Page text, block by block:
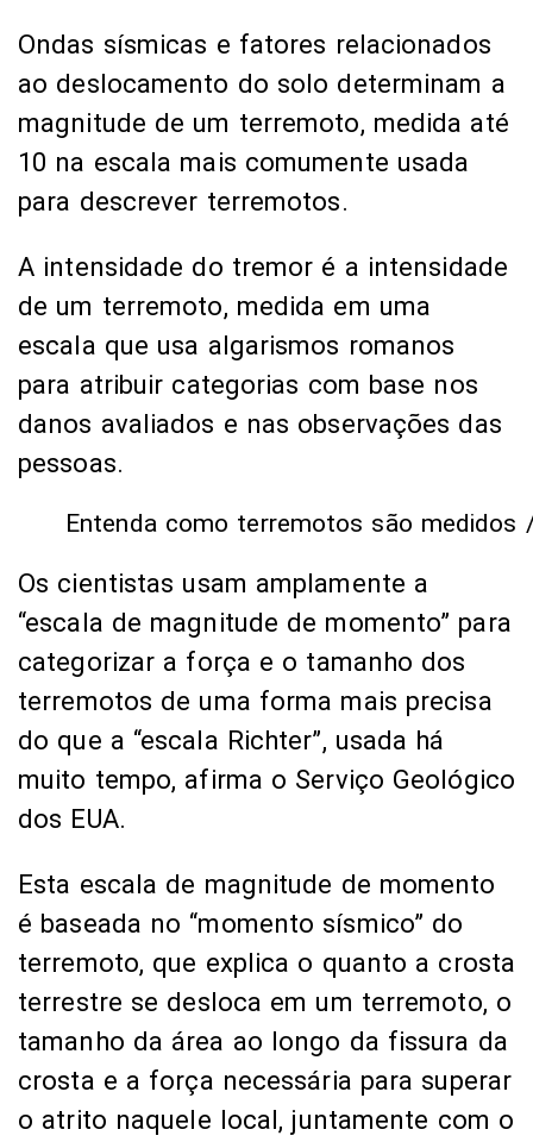
Ondas sísmicas e fatores relacionados
ao deslocamento do solo determinam a
magnitude de um terremoto, medida até
10 na escala mais comumente usada
para descrever terremotos.
A intensidade do tremor é a intensidade
de um terremoto, medida em uma
escala que usa algarismos romanos
para atribuir categorias com base nos
danos avaliados e nas observações das
pessoas.
Entenda como terremotos são medidos
Os cientistas usam amplamente a
“escala de magnitude de momento” para
categorizar a força e o tamanho dos
terremotos de uma forma mais precisa
do que a “escala Richter”, usada há
muito tempo, afirma o Serviço Geológico
dos EUA.
Esta escala de magnitude de momento
é baseada no “momento sísmico” do
terremoto, que explica o quanto a crosta
terrestre se desloca em um terremoto, o
tamanho da área ao longo da fissura da
crosta e a força necessária para superar
o atrito naquele local, juntamente com o